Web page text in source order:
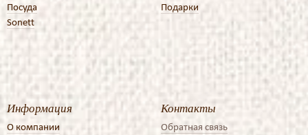
Посуда
Sonett
Подарки
Информация
О компании
Контакты
Обратная связь